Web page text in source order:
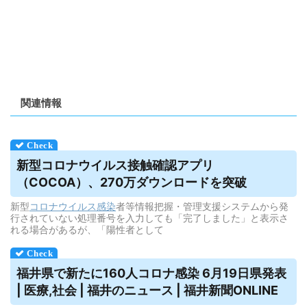
関連情報
新型コロナウイルス接触確認アプリ
（COCOA）、270万ダウンロードを突破
新型コロナウイルス感染者等情報把握・管理支援システムから発
行されていない処理番号を入力しても「完了しました」と表示さ
れる場合があるが、「陽性者として
福井県で新たに160人コロナ感染 6月19日県発表
| 医療,社会 | 福井のニュース | 福井新聞ONLINE